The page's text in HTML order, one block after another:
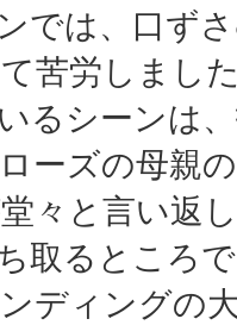
では、口ず
苦労しまし
るシーンは
ーズの母親
々と言い返
取るところ
ディングの